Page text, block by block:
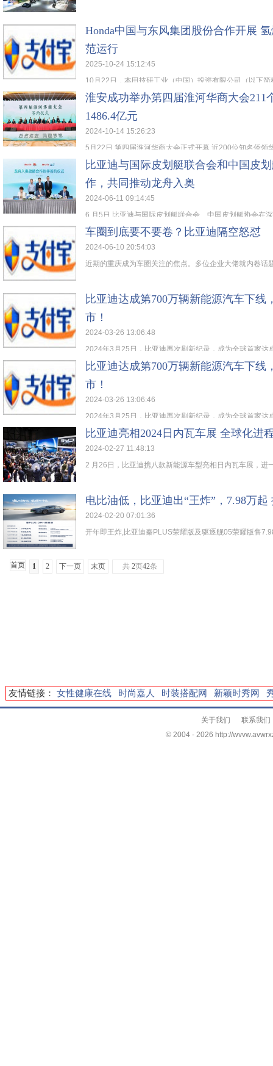
Honda中国与东风集团股份合作开展
范运行
2025-10-24 15:12:45
10月22日，本田技研工业（中国）投资有限公司（以下
淮安成功举办第四届淮河华商大会211
1486.4亿元
2024-10-14 15:26:23
5月22日,第四届淮河华商大会正式开幕,近200位知名侨领
比亚迪与国际皮划艇联合会和中国皮
作，共同推动龙舟入奥
2024-06-11 09:14:45
6 月5日,比亚迪与国际皮划艇联合会、中国皮划艇协会在
车圈到底要不要卷？比亚迪隔空怒怼
2024-06-10 20:54:03
近期的重庆成为车圈关注的焦点。多位企业大佬就内卷话
比亚迪达成第700万辆新能源汽车下线
市！
2024-03-26 13:06:48
2024年3月25日，比亚迪再次刷新纪录，成为全球首家达
比亚迪达成第700万辆新能源汽车下线
市！
2024-03-26 13:06:46
2024年3月25日，比亚迪再次刷新纪录，成为全球首家达
比亚迪亮相2024日内瓦车展 全球化进
2024-02-27 11:48:13
2 月26日，比亚迪携八款新能源车型亮相日内瓦车展，进
电比油低，比亚迪出“王炸”，7.98万
2024-02-20 07:01:36
开年即王炸,比亚迪秦PLUS荣耀版及驱逐舰05荣耀版售
首页 1 2 下一页 末页 共 2页42条
友情链接： 女性健康在线 时尚嘉人 时装搭配网 新颖时秀网
关于我们
联系我们
© 2004 - 2026 http://